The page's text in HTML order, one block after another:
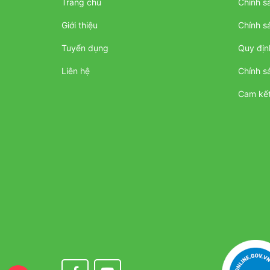
Trang chủ
Giới thiệu
Tuyển dụng
Liên hệ
Chính
Chính
Quy
Chính
Cam